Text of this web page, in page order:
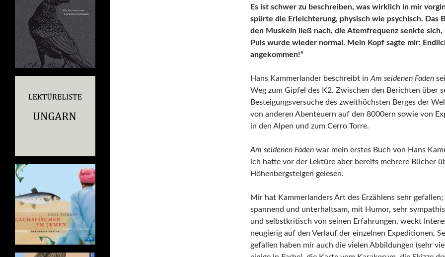
Es ist schwer zu beschreiben, was wirklich in mir
spürte die Erleichterung, physisch wie psychisch. Das
den Muskeln ließ nach, die Atemfrequenz senkte sich,
Puls wurde wieder normal. Mein Kopf sagte mir:
angekommen!“
Hans Kammerlander beschreibt inAm seidenen Faden
Weg zum Gipfel des K2. Zwischen den Berichten über
Besteigungsversuche des zweithöchsten Berges der
von anderen Abenteuern auf den 8000ern sowie von
in den Alpen und zum Cerro Torre.
Am seidenen Faden war mein erstes Buch von Hans
ich hatte vor der Lektüre aber bereits mehrere Bücher
Höhenbergsteigen gelesen.
Mir hat Kammerlanders Art des Erzählens sehr
spannend und unterhaltsam, mit Humor, sehr
und selbstkritisch von seinen Erfahrungen, weckt
neugierig auf den Verlauf der einzelnen Expeditionen.
gefallen haben mir auch die vielen Abbildungen (sehr